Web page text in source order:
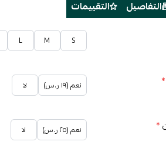
التفاصيل التقييمات
S
M
L
نعم (١٩ ر.س) لا
* نعم (٢٥ ر.س) لا